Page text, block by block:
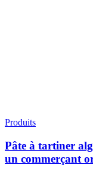
Produits
Pâte à tartiner
un commerçant